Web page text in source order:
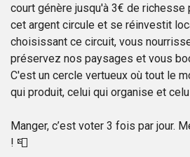
court génère jusqu'à 3€ de richesse
cet argent circule et se réinvestit
choisissant ce circuit, vous
préservez nos paysages et vous
C'est un cercle vertueux où tout le
qui produit, celui qui organise et
Manger, c’est voter 3 fois par jour.
! 📮